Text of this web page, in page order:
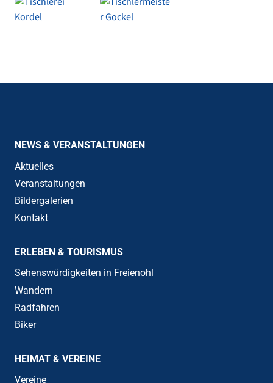
NEWS & VERANSTALTUNGEN
Aktuelles
Veranstaltungen
Bildergalerien
Kontakt
ERLEBEN & TOURISMUS
Sehenswürdigkeiten in Freienohl
Wandern
Radfahren
Biker
HEIMAT & VEREINE
Vereine